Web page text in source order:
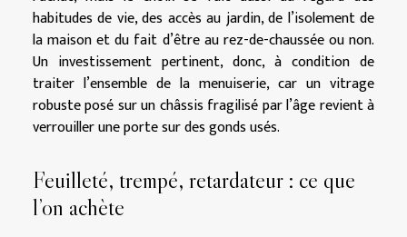
habitudes de vie, des accès au jardin, de l’isolement de
la maison et du fait d’être au rez-de-chaussée ou non.
Un investissement pertinent, donc, à condition de
traiter l’ensemble de la menuiserie, car un vitrage
robuste posé sur un châssis fragilisé par l’âge revient à
verrouiller une porte sur des gonds usés.
Feuilleté, trempé, retardateur : ce que
l’on achète